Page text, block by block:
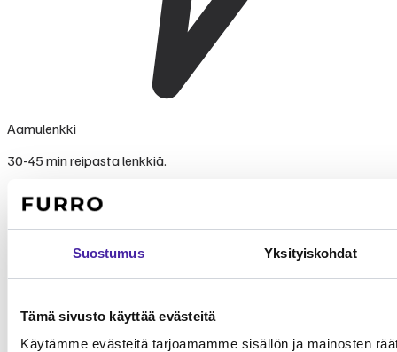
Suostumus Yksityiskohdat
Tämä sivusto käyttää evästeitä
Käytämme evästeitä tarjoamamme sisällön ja mainosten
Aamulenkki
30-45 min reipasta lenkkiä.